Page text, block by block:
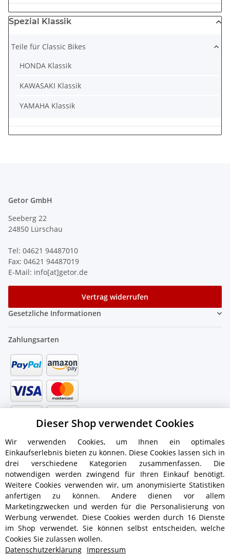
Spezial Klassik
Teile für Classic Bikes
HONDA Klassik
KAWASAKI Klassik
YAMAHA Klassik
Getor GmbH
Seeberg 22
24850 Lürschau
Tel: 04621 94487010
Fax: 04621 94487019
E-Mail: info[at]getor.de
Vertrag widerrufen
Gesetzliche Informationen
Zahlungsarten
Versandinformationen
Dieser Shop verwendet Cookies
Wir verwenden Cookies, um Ihnen ein optimales
Einkaufserlebnis bieten zu können. Diese Cookies lassen sich in
drei verschiedene Kategorien zusammenfassen. Die
notwendigen werden zwingend für Ihren Einkauf benötigt.
Weitere Cookies verwenden wir, um anonymisierte Statistiken
anfertigen zu können. Andere dienen vor allem
Marketingzwecken und werden für die Personalisierung von
Werbung verwendet. Diese Cookies werden durch 16 Dienste
im Shop verwendet. Sie können selbst entscheiden, welche
Cookies Sie zulassen wollen.
Datenschutzerklärung Impressum